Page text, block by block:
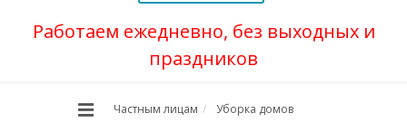
Работаем ежедневно, без выходных и
праздников
Частным лицам Уборка домов